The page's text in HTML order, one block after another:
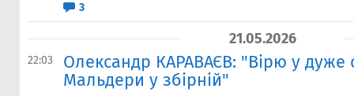
3
21.05.2026
22:03
Олександр КАРАВАЄВ: "Вірю у дуже
Мальдери у збірній"